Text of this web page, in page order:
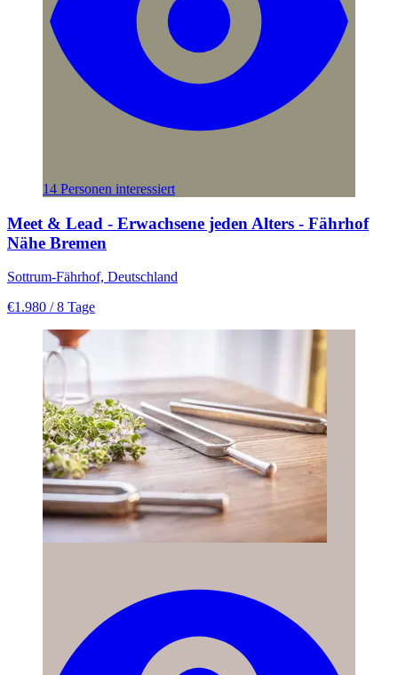
14 Personen interessiert
Meet & Lead - Erwachsene jeden Alters - Fährhof
Nähe Bremen
Sottrum-Fährhof, Deutschland
€1.980 / 8 Tage